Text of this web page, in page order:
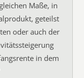
Maße, in
geteilst
oder auch der
in dem